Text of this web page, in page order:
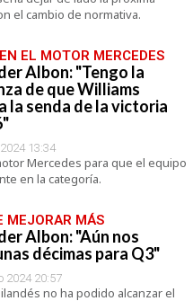
el cambio de normativa.
EL MOTOR MERCEDES
Albon: "Tengo la
de que Williams
la senda de la victoria
13:34
Mercedes para que el equipo
en la categoría.
MEJORAR MÁS
Albon: "Aún nos
décimas para Q3"
2024 20:57
no ha podido alcanzar el